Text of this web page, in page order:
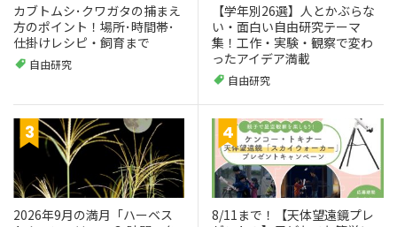
カブトムシ･クワガタの捕まえ
方のポイント！場所･時間帯･
仕掛けレシピ・飼育まで
自由研究
【学年別26選】人とかぶらな
い・面白い自由研究テーマ
集！工作・実験・観察で変わ
ったアイデア満載
自由研究
2026年9月の満月「ハーベス
8/11まで！【天体望遠鏡プレ